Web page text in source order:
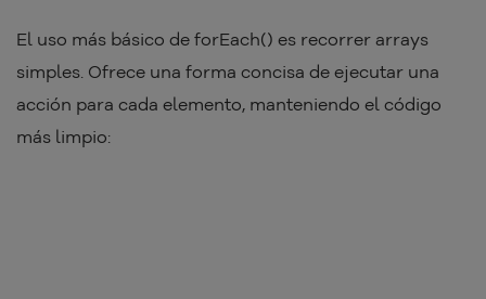
El uso más básico de forEach() es recorrer arrays
simples. Ofrece una forma concisa de ejecutar una
acción para cada elemento, manteniendo el código
más limpio: